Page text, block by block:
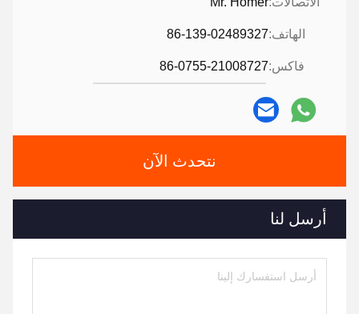
الهاتف:86-139-02489327
فاكس:86-0755-21008727
نتحدث الآن
أرسل لنا